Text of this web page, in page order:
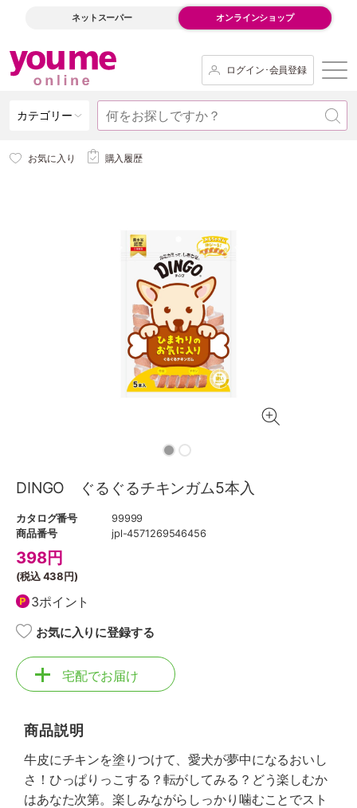
ネットスーパー オンラインショップ
ログイン･会員登録
カテゴリー
お気に入り 購入履歴
DINGO ぐるぐるチキンガム5本入
カタログ番号
99999
商品番号
jpl-4571269546456
398円
(税込438円)
3ポイント
お気に入りに登録する
宅配でお届け
商品説明
牛皮にチキンを塗りつけて、愛犬が夢中になるおいし
さ！ひっぱりっこする？転がしてみる？どう楽しむか
はあなた次第。楽しみながらしっかり噛むことでスト